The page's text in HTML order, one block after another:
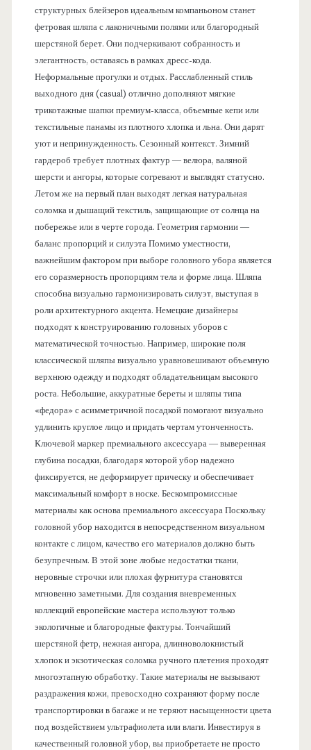
структурных блейзеров идеальным компаньоном станет
фетровая шляпа с лаконичными полями или благородный
шерстяной берет. Они подчеркивают собранность и
элегантность, оставаясь в рамках дресс-кода.
Неформальные прогулки и отдых. Расслабленный стиль
выходного дня (casual) отлично дополняют мягкие
трикотажные шапки премиум-класса, объемные кепи или
текстильные панамы из плотного хлопка и льна. Они дарят
уют и непринужденность. Сезонный контекст. Зимний
гардероб требует плотных фактур — велюра, валяной
шерсти и ангоры, которые согревают и выглядят статусно.
Летом же на первый план выходят легкая натуральная
соломка и дышащий текстиль, защищающие от солнца на
побережье или в черте города. Геометрия гармонии —
баланс пропорций и силуэта Помимо уместности,
важнейшим фактором при выборе головного убора является
его соразмерность пропорциям тела и форме лица. Шляпа
способна визуально гармонизировать силуэт, выступая в
роли архитектурного акцента. Немецкие дизайнеры
подходят к конструированию головных уборов с
математической точностью. Например, широкие поля
классической шляпы визуально уравновешивают объемную
верхнюю одежду и подходят обладательницам высокого
роста. Небольшие, аккуратные береты и шляпы типа
«федора» с асимметричной посадкой помогают визуально
удлинить круглое лицо и придать чертам утонченность.
Ключевой маркер премиального аксессуара — выверенная
глубина посадки, благодаря которой убор надежно
фиксируется, не деформирует прическу и обеспечивает
максимальный комфорт в носке. Бескомпромиссные
материалы как основа премиального аксессуара Поскольку
головной убор находится в непосредственном визуальном
контакте с лицом, качество его материалов должно быть
безупречным. В этой зоне любые недостатки ткани,
неровные строчки или плохая фурнитура становятся
мгновенно заметными. Для создания вневременных
коллекций европейские мастера используют только
экологичные и благородные фактуры. Тончайший
шерстяной фетр, нежная ангора, длинноволокнистый
хлопок и экзотическая соломка ручного плетения проходят
многоэтапную обработку. Такие материалы не вызывают
раздражения кожи, превосходно сохраняют форму после
транспортировки в багаже и не теряют насыщенности цвета
под воздействием ультрафиолета или влаги. Инвестируя в
качественный головной убор, вы приобретаете не просто